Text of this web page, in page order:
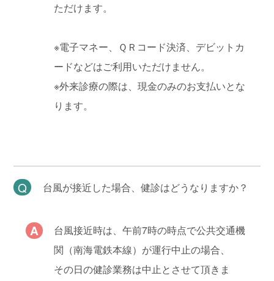
ただけます。
※電子マネー、ＱＲコード決済、デビットカ
ードなどはご利用いただけません。
※外来診療の際は、現金のみのお支払いとな
ります。
台風が接近した場合、健診はどうなりますか？
台風接近時は、午前7時の時点で公共交通機
関（南海電鉄本線）が運行中止の場合、
その日の健診業務は中止とさせて頂きま